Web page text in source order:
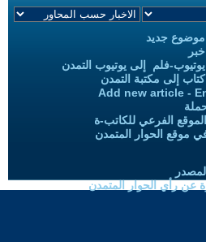
موضوع جديد
فلم إلى يوتيوب التمدن
إلى مكتبة التمدن
Add new article -
الفرعي للكاتب-ة
موقع الحوار المتمدن
عن رأي الحوار المتمدن